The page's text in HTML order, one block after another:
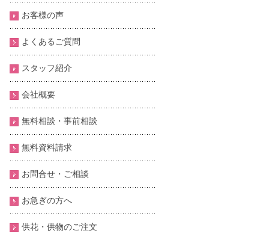
お客様の声
よくあるご質問
スタッフ紹介
会社概要
無料相談・事前相談
無料資料請求
お問合せ・ご相談
お急ぎの方へ
供花・供物のご注文